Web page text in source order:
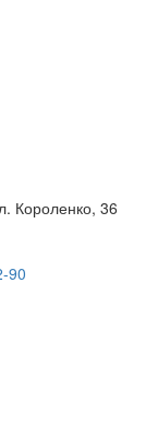
Короленко, 36
90